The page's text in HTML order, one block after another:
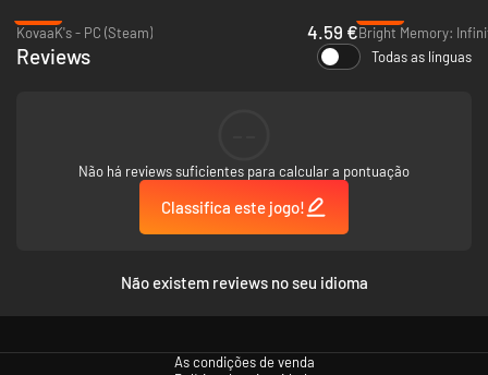
KovaaK's - PC (Steam)
4.59 €Bright Memory:
Reviews Todas as línguas
Não há reviews suficientes para calcular a pontuação
Classifica este jogo!
Não existem reviews no seu idioma
As condições de venda